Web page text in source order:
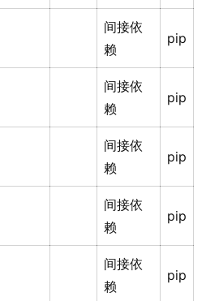
间接依
赖
pip
间接依
赖
pip
间接依
赖
pip
间接依
赖
pip
间接依
赖
pip